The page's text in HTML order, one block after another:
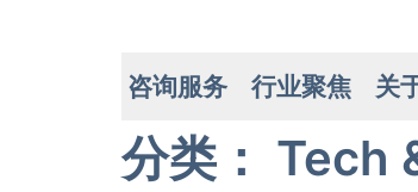
咨询服务 行业聚焦 关
分类： Tech